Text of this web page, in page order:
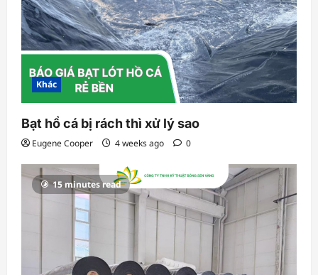
Khác
Bạt hồ cá bị rách thì xử lý sao
Eugene Cooper 4 weeks ago 0
15 minutes read